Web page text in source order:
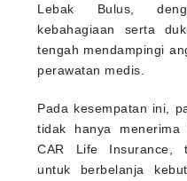
Lebak Bulus,
kebahagiaan serta
tengah mendampingi
perawatan medis.
Pada kesempatan ini,
tidak hanya
CAR Life Insurance,
untuk berbelanja